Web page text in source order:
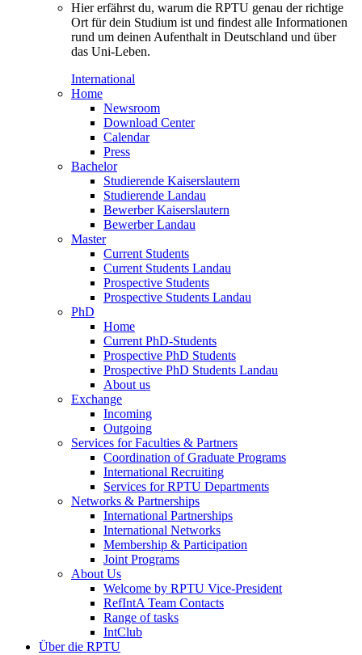
Hier erfährst du, warum die RPTU genau der richtige
Ort für dein Studium ist und findest alle Informationen
rund um deinen Aufenthalt in Deutschland und über
das Uni-Leben.
International
Home
Newsroom
Download Center
Calendar
Press
Bachelor
Studierende Kaiserslautern
Studierende Landau
Bewerber Kaiserslautern
Bewerber Landau
Master
Current Students
Current Students Landau
Prospective Students
Prospective Students Landau
PhD
Home
Current PhD-Students
Prospective PhD Students
Prospective PhD Students Landau
About us
Exchange
Incoming
Outgoing
Services for Faculties & Partners
Coordination of Graduate Programs
International Recruiting
Services for RPTU Departments
Networks & Partnerships
International Partnerships
International Networks
Membership & Participation
Joint Programs
About Us
Welcome by RPTU Vice-President
RefIntA Team Contacts
Range of tasks
IntClub
Über die RPTU